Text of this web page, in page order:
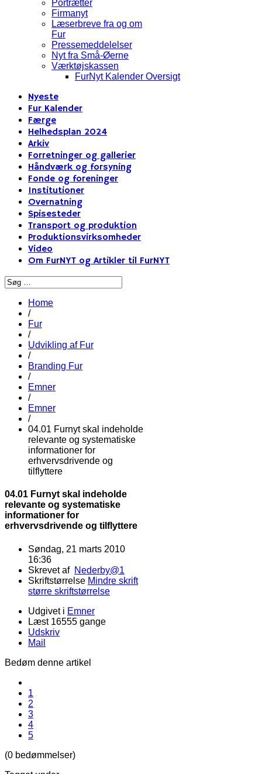
Portrætter
Firmanyt
Læserbreve fra og om
Fur
Pressemeddelelser
Nyt fra Små-Øerne
Værktøjskassen
FurNyt Kalender Oversigt
Nyeste
Fur Kalender
Færge
Helhedsplan 2024
Arkiv
Forretninger og gallerier
Håndværk og forsyning
Fonde og foreninger
Institutioner
Overnatning
Spisesteder
Transport og produktion
Produktionsvirksomheder
Video
Om FurNYT og Artikler til FurNYT
Home
/
Fur
/
Udvikling af Fur
/
Branding Fur
/
Emner
/
Emner
/
04.01 Furnyt skal indeholde
relevante og systematiske
informationer for
erhvervsdrivende og
tilflyttere
04.01 Furnyt skal indeholde
relevante og systematiske
informationer for
erhvervsdrivende og tilflyttere
Søndag, 21 marts 2010
16:36
Skrevet af Nederby@1
Skriftstørrelse Mindre skrift
større skriftstørrelse
Udgivet i Emner
Læst 16555 gange
Udskriv
Mail
Bedøm denne artikel
1
2
3
4
5
(0 bedømmelser)